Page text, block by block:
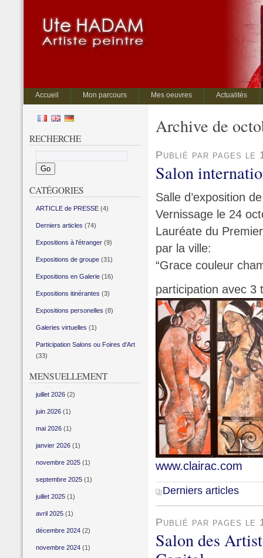
Accueil Mon parcours Mes oeuvres Actualités
Archive de
Publié par pages le
Salon
Salle d’exposition
Vernissage le 24
Lauréate du
par la ville:
“Grace couleur
participation avec 3
www.clairac.com
Derniers articles
Publié par pages le
Salon des
RECHERCHE
CATÉGORIES
ARTICLE de PRESSE(4)
Derniers articles (74)
Expositions à l'étranger(9)
Expositions de groupe(31)
Expositions en Galerie(16)
Expositions itinérantes (3)
Expositions personelles (8)
Galeries virtuelles (1)
Participation Salons ou Foires d'Art
(33)
MENSUELLEMENT
juillet 2026(2)
juin 2026(1)
mai 2026(1)
janvier 2026(1)
novembre 2025(1)
septembre 2025(1)
juillet 2025(1)
avril 2025(1)
décembre 2024(2)
novembre 2024(1)